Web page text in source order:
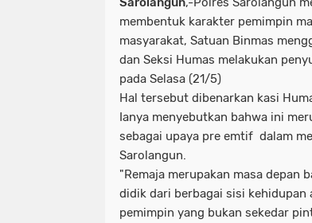
membentuk karakter pemimpin
masyarakat, Satuan Binmas
dan Seksi Humas melakukan
pada Selasa (21/5)
Hal tersebut dibenarkan kasi
Ianya menyebutkan bahwa ini
sebagai upaya pre emtif dalam
Sarolangun.
"Remaja merupakan masa depan
didik dari berbagai sisi kehidupan
pemimpin yang bukan sekedar